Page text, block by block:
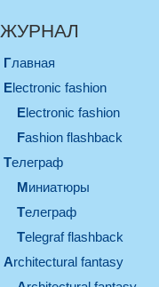
ЖУРНАЛ
Главная
electronic fashion
electronic fashion
Fashion flashback
телеграф
миниатюры
телеграф
Telegraf flashback
architectural fantasy